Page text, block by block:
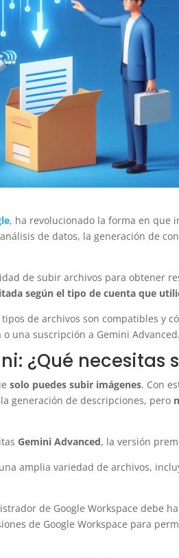
, ha revolucionado la forma en que
de datos, la generación de
de subir archivos para obtener
según el tipo de cuenta que
de archivos son compatibles y
una suscripción a Gemini Advanced.
¿Qué necesitas
solo puedes subir imágenes. Con
generación de descripciones, pero
Gemini Advanced, la versión
amplia variedad de archivos,
de Google Workspace debe
de Google Workspace para